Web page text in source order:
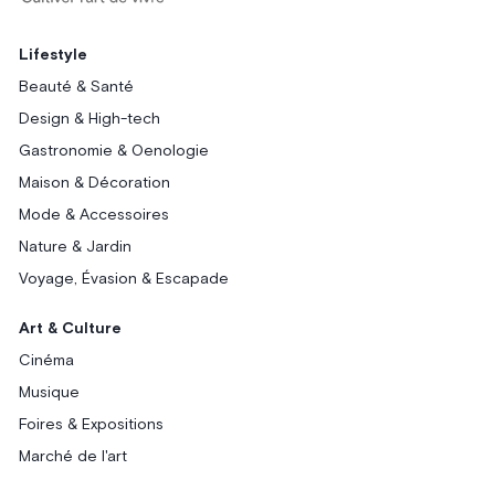
Lifestyle
Beauté & Santé
Design & High-tech
Gastronomie & Oenologie
Maison & Décoration
Mode & Accessoires
Nature & Jardin
Voyage, Évasion & Escapade
Art & Culture
Cinéma
Musique
Foires & Expositions
Marché de l'art